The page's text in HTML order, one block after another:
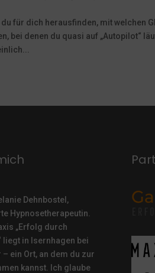
du für dich herausfinden, mit welchen
bei denen du quasi auf „Autopilot“
Dehnbostel,
Hypnosetherapeutin.
„Erfolg durch
liegt in Isernhagen bei
– ein Ort, an dem du zur
kannst. Ich glaube